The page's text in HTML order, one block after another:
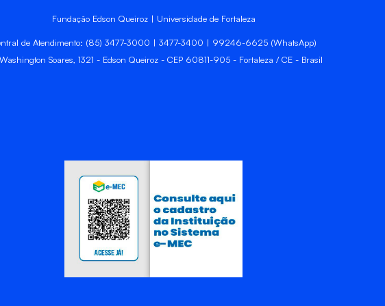
Fundação Edson Queiroz | Universidade de Fortaleza
de Atendimento: (85) 3477-3000 | 3477-3400 | 99246-6625 (WhatsApp)
Soares, 1321 - Edson Queiroz - CEP 60811-905 - Fortaleza / CE - Brasil